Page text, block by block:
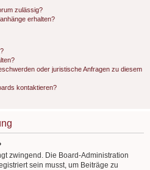
zulässig?
erhalten?
oder juristische Anfragen zu diesem
kontaktieren?
zwingend. Die Board-Administration
sein musst, um Beiträge zu